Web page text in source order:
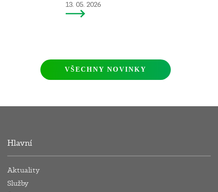
13. 05. 2026
VŠECHNY NOVINKY
Hlavní
Aktuality
Služby